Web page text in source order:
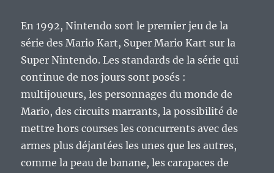
En 1992, Nintendo sort le premier jeu de la
série des Mario Kart, Super Mario Kart sur la
Super Nintendo. Les standards de la série qui
continue de nos jours sont posés :
multijoueurs, les personnages du monde de
Mario, des circuits marrants, la possibilité de
mettre hors courses les concurrents avec des
armes plus déjantées les unes que les autres,
comme la peau de banane, les carapaces de